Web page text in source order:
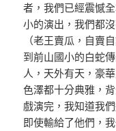
者，我們已經震憾
小的演出，我們都
（老王賣瓜，自賣
到前山國小的白蛇
人，天外有天，豪
色澤都十分典雅，
戲演完，我知道我
即使輸給了他們，